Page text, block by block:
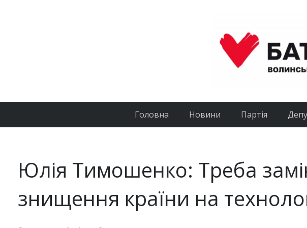
Головна Новини Партія
Юлія Тимошенко: Треба
знищення країни на